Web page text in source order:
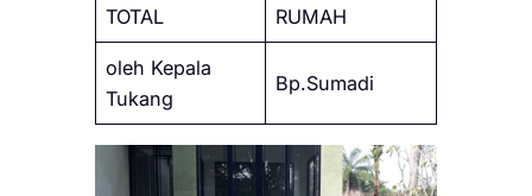
TOTAL
RUMAH
oleh Kepala
Tukang
Bp.Sumadi